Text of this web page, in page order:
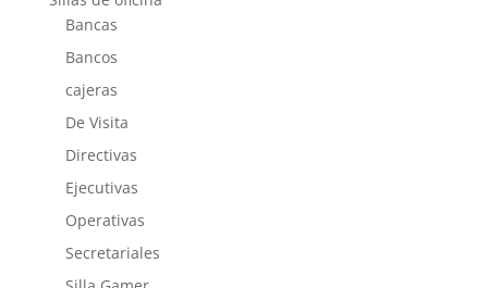
Bancas
Bancos
cajeras
De Visita
Directivas
Ejecutivas
Operativas
Secretariales